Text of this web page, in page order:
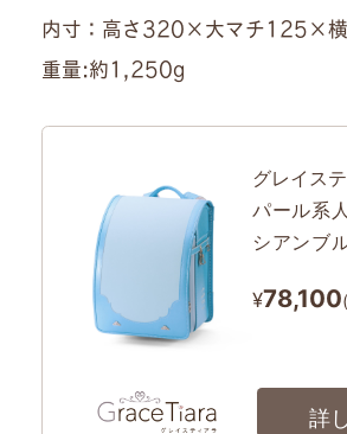
内寸：高さ320×大マチ125×
重量:約1,250g
グレイス
パール系
シアンブ
¥78,100
詳